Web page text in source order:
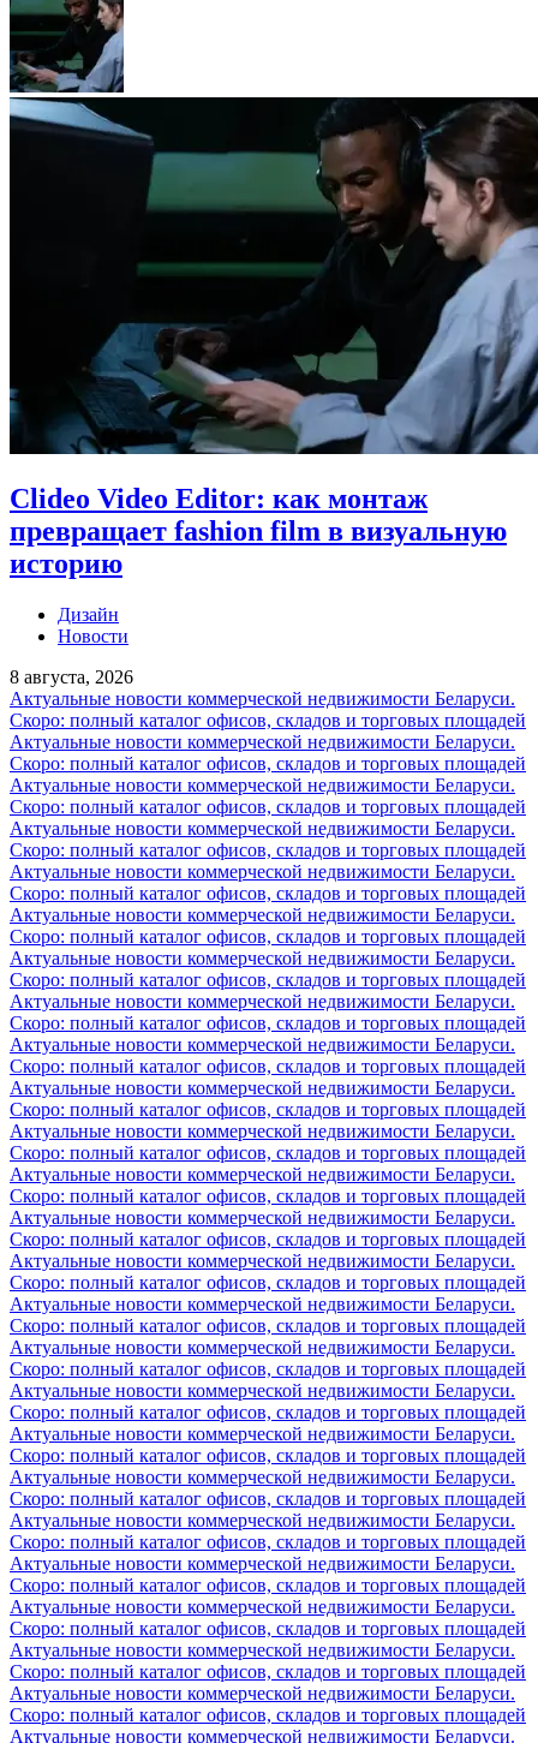
Clideo Video Editor: как монтаж
превращает fashion film в визуальную
историю
Дизайн
Новости
8 августа, 2026
Актуальные новости коммерческой недвижимости Беларуси.
Скоро: полный каталог офисов, складов и торговых площадей
Актуальные новости коммерческой недвижимости Беларуси.
Скоро: полный каталог офисов, складов и торговых площадей
Актуальные новости коммерческой недвижимости Беларуси.
Скоро: полный каталог офисов, складов и торговых площадей
Актуальные новости коммерческой недвижимости Беларуси.
Скоро: полный каталог офисов, складов и торговых площадей
Актуальные новости коммерческой недвижимости Беларуси.
Скоро: полный каталог офисов, складов и торговых площадей
Актуальные новости коммерческой недвижимости Беларуси.
Скоро: полный каталог офисов, складов и торговых площадей
Актуальные новости коммерческой недвижимости Беларуси.
Скоро: полный каталог офисов, складов и торговых площадей
Актуальные новости коммерческой недвижимости Беларуси.
Скоро: полный каталог офисов, складов и торговых площадей
Актуальные новости коммерческой недвижимости Беларуси.
Скоро: полный каталог офисов, складов и торговых площадей
Актуальные новости коммерческой недвижимости Беларуси.
Скоро: полный каталог офисов, складов и торговых площадей
Актуальные новости коммерческой недвижимости Беларуси.
Скоро: полный каталог офисов, складов и торговых площадей
Актуальные новости коммерческой недвижимости Беларуси.
Скоро: полный каталог офисов, складов и торговых площадей
Актуальные новости коммерческой недвижимости Беларуси.
Скоро: полный каталог офисов, складов и торговых площадей
Актуальные новости коммерческой недвижимости Беларуси.
Скоро: полный каталог офисов, складов и торговых площадей
Актуальные новости коммерческой недвижимости Беларуси.
Скоро: полный каталог офисов, складов и торговых площадей
Актуальные новости коммерческой недвижимости Беларуси.
Скоро: полный каталог офисов, складов и торговых площадей
Актуальные новости коммерческой недвижимости Беларуси.
Скоро: полный каталог офисов, складов и торговых площадей
Актуальные новости коммерческой недвижимости Беларуси.
Скоро: полный каталог офисов, складов и торговых площадей
Актуальные новости коммерческой недвижимости Беларуси.
Скоро: полный каталог офисов, складов и торговых площадей
Актуальные новости коммерческой недвижимости Беларуси.
Скоро: полный каталог офисов, складов и торговых площадей
Актуальные новости коммерческой недвижимости Беларуси.
Скоро: полный каталог офисов, складов и торговых площадей
Актуальные новости коммерческой недвижимости Беларуси.
Скоро: полный каталог офисов, складов и торговых площадей
Актуальные новости коммерческой недвижимости Беларуси.
Скоро: полный каталог офисов, складов и торговых площадей
Актуальные новости коммерческой недвижимости Беларуси.
Скоро: полный каталог офисов, складов и торговых площадей
Актуальные новости коммерческой недвижимости Беларуси.